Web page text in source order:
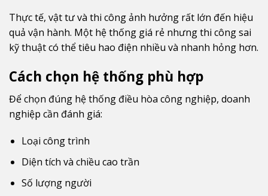
Thực tế, vật tư và thi công ảnh hưởng rất lớn đến hiệu
quả vận hành. Một hệ thống giá rẻ nhưng thi công sai
kỹ thuật có thể tiêu hao điện nhiều và nhanh hỏng hơn.
Cách chọn hệ thống phù hợp
Để chọn đúng hệ thống điều hòa công nghiệp, doanh
nghiệp cần đánh giá:
Loại công trình
Diện tích và chiều cao trần
Số lượng người